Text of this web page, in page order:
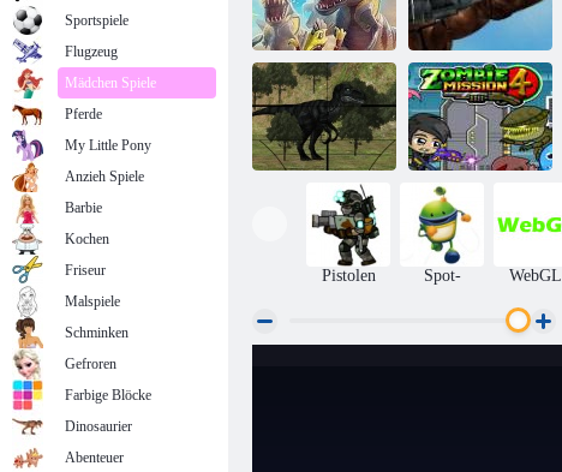
D-Day: Rush -
Tower Defense
Mexiko Rex
Jura-Dino-Jagd
Zombie Mission
Pistolen Spot- WebGL
Sportspiele
Flugzeug
Mädchen Spiele
Pferde
My Little Pony
Anzieh Spiele
Barbie
Kochen
Friseur
Malspiele
Schminken
Gefroren
Farbige Blöcke
Dinosaurier
Abenteuer